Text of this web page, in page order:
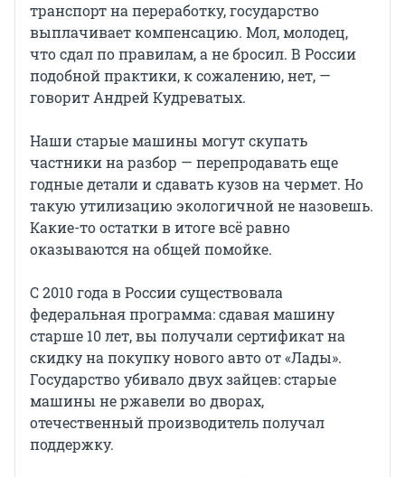
транспорт на переработку, государство
выплачивает компенсацию. Мол, молодец,
что сдал по правилам, а не бросил. В России
подобной практики, к сожалению, нет, —
говорит Андрей Кудреватых.
Наши старые машины могут скупать
частники на разбор — перепродавать еще
годные детали и сдавать кузов на чермет. Но
такую утилизацию экологичной не назовешь.
Какие-то остатки в итоге всё равно
оказываются на общей помойке.
С 2010 года в России существовала
федеральная программа: сдавая машину
старше 10 лет, вы получали сертификат на
скидку на покупку нового авто от «Лады».
Государство убивало двух зайцев: старые
машины не ржавели во дворах,
отечественный производитель получал
поддержку.